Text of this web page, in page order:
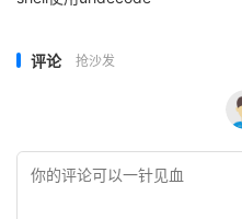
评论 抢沙发